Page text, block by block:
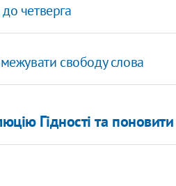
четверга
свободу слова
Гідності та